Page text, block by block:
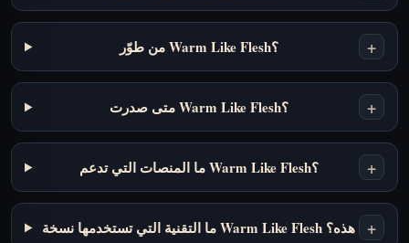
من طوّر Warm Like Flesh؟ +
متى صدرت Warm Like Flesh؟ +
ما المنصات التي تدعم Warm Like Flesh؟ +
ما التقنية التي تستخدمها نسخة Warm Like Flesh هذه؟ +